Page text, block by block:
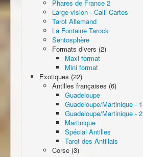
Phares de France 2
Large vision - Calli Cartes
Tarot Allemand
La Fontaine Tarock
Sentosphère
Formats divers (2)
Maxi format
Mini format
Exotiques (22)
Antilles françaises (6)
Guadeloupe
Guadeloupe/Martinique - 1
Guadeloupe/Martinique - 2
Martinique
Spécial Antilles
Tarot des Antillais
Corse (3)